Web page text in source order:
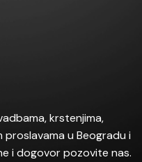
krstenjima,
u Beogradu i
i dogovor pozovite nas.